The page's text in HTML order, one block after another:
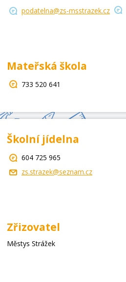
podatelna@zs-msstrazek.cz
Mateřská škola
733 520 641
Školní jídelna
604 725 965
zs.strazek@seznam.cz
Zřizovatel
Městys Strážek